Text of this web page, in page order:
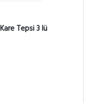
Tepsi 3 lü